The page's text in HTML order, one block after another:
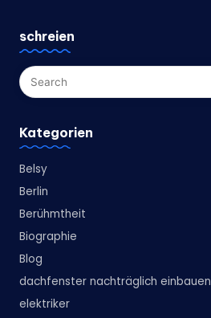
schreien
Kategorien
Belsy
Berlin
Berühmtheit
Biographie
Blog
dachfenster nachträglich einbauen
elektriker